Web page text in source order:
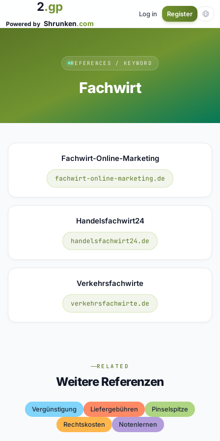
2.gp
Powered by Shrunken.com
Log in Register
REFERENCES / KEYWORD
Fachwirt
Fachwirt-Online-Marketing
fachwirt-online-marketing.de
Handelsfachwirt24
handelsfachwirt24.de
Verkehrsfachwirte
verkehrsfachwirte.de
RELATED
Weitere Referenzen
Vergünstigung Liefergebühren
Pinselspitze
Rechtskosten
Notenlernen